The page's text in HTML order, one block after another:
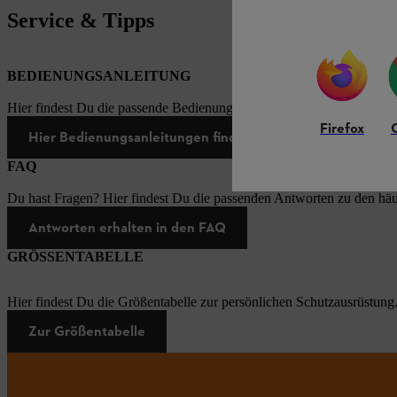
Service & Tipps
BEDIENUNGSANLEITUNG
Hier findest Du die passende Bedienungsanleitungen zu unseren
Hier Bedienungsanleitungen finden
FAQ
Du hast Fragen? Hier findest Du die passenden Antworten zu den
Antworten erhalten in den FAQ
GRÖSSENTABELLE
Hier findest Du die Größentabelle zur persönlichen Schutzausrüstung.
Zur Größentabelle
Firefox